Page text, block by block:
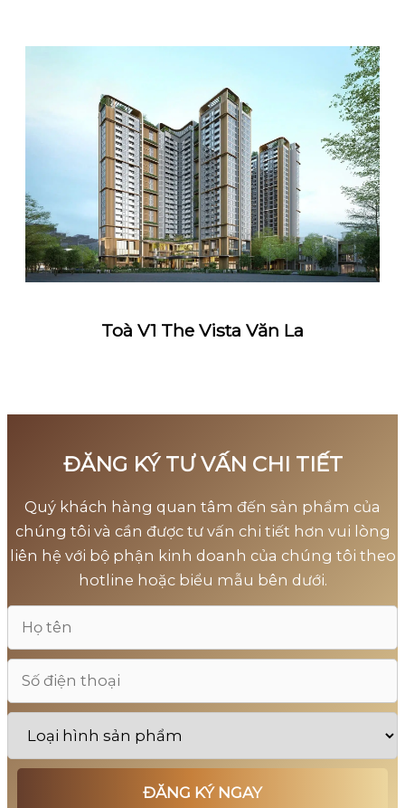
Toà V1 The Vista Văn La
ĐĂNG KÝ TƯ VẤN CHI TIẾT
Quý khách hàng quan tâm đến sản phẩm của
chúng tôi và cần được tư vấn chi tiết hơn vui lòng
liên hệ với bộ phận kinh doanh của chúng tôi theo
hotline hoặc biểu mẫu bên dưới.